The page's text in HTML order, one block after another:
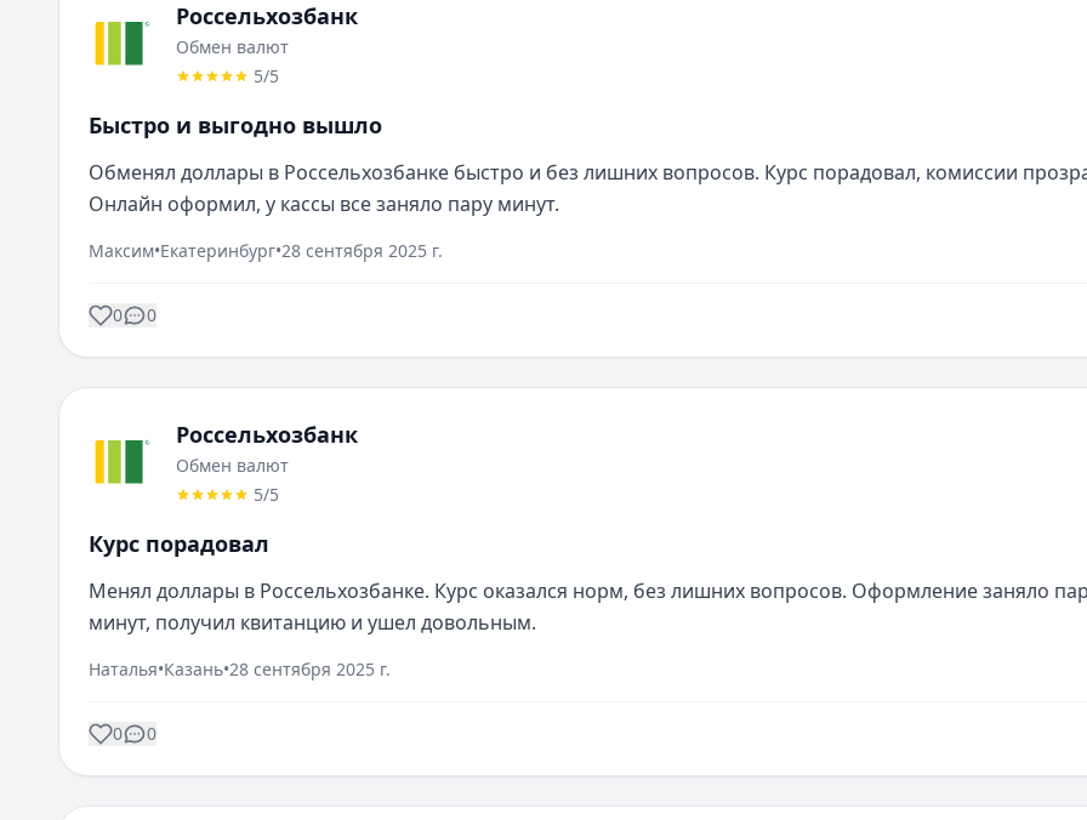
Россельхозбанк
Обмен валют
5/5
Быстро и выгодно вышло
Обменял доллары в Россельхозбанке быстро и без лишних вопросов. Курс порадовал, комиссии
Онлайн оформил, у кассы все заняло пару минут.
Максим•Екатеринбург•28 сентября 2025 г.
0 0
Россельхозбанк
Обмен валют
5/5
Курс порадовал
Менял доллары в Россельхозбанке. Курс оказался норм, без лишних вопросов. Оформление заняло
минут, получил квитанцию и ушел довольным.
Наталья•Казань•28 сентября 2025 г.
0 0